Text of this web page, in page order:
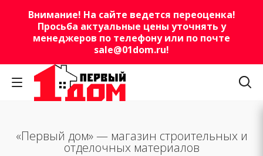
Внимание! На сайте ведется переоценка!
Просьба актуальные цены уточнять у
менеджеров по телефону или по почте
sale@01dom.ru!
«Первый дом» — магазин строительных и
отделочных материалов